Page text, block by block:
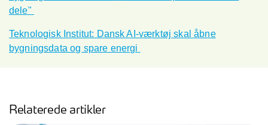
dele"
Teknologisk Institut: Dansk AI-værktøj skal åbne
bygningsdata og spare energi
Relaterede artikler